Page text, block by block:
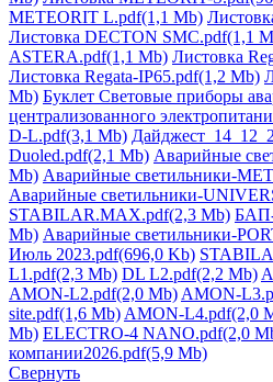
METEORIT L.pdf(1,1 Mb)
Листовка DECTON SMC.pdf(1,1
ASTERA.pdf(1,1 Mb) Листовка
Листовка Regata-IP65.pdf(1,2 Mb)
Mb) Буклет Световые приборы
централизованного
D-L.pdf(3,1 Mb)
Duoled.pdf(2,1 Mb) Аварийные
Mb) Аварийные светильники-
Аварийные светильники-
STABILAR.MAX.pdf(2,3 Mb)
Mb) Аварийные светильники-
Июль 2023.pdf(696,0 Kb)
L1.pdf(2,3 Mb) DL L2.pdf(2,2 Mb)
AMON-L2.pdf(2,0 Mb) AMON-
site.pdf(1,6 Mb) AMON-L4.pdf(2,0
Mb) ELECTRO-4 NANO.pdf(2,0
компании2026.pdf(5,9 Mb)
Свернуть